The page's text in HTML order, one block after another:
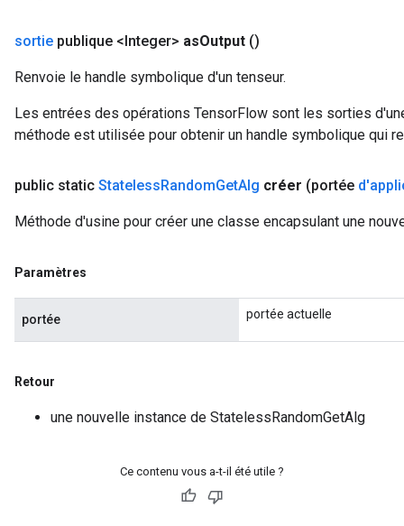
sortie publique <Integer> asOutput ()
Renvoie le handle symbolique d'un tenseur.
Les entrées des opérations TensorFlow sont les sorties
méthode est utilisée pour obtenir un handle symbolique qui
public static StatelessRandomGetAlg créer (portée
Méthode d'usine pour créer une classe encapsulant une
Paramètres
portée portée actuelle
Retour
une nouvelle instance de StatelessRandomGetAlg
Ce contenu vous a-t-il été utile ?